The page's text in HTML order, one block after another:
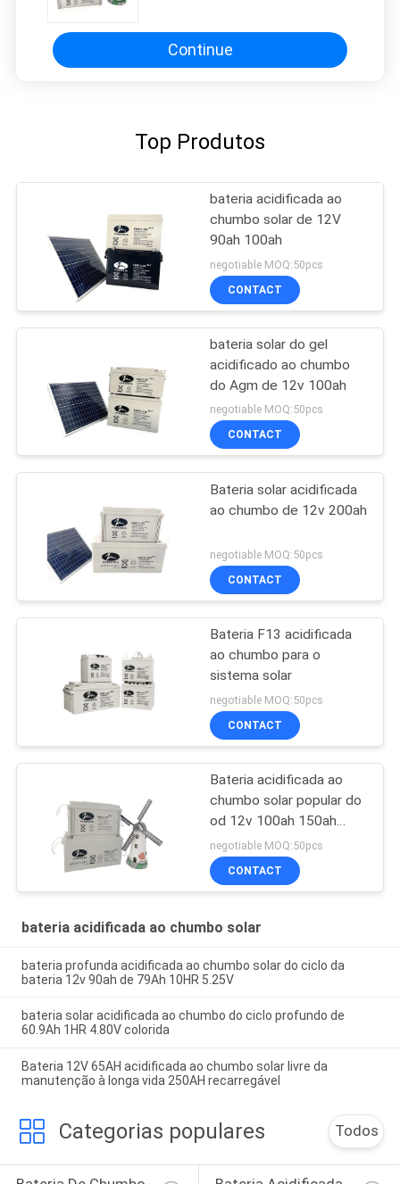
Continue
Top Produtos
bateria acidificada ao
chumbo solar de 12V
90ah 100ah
negotiable MOQ:50pcs
CONTACT
bateria solar do gel
acidificado ao chumbo
do Agm de 12v 100ah
negotiable MOQ:50pcs
CONTACT
Bateria solar acidificada
ao chumbo de 12v 200ah
negotiable MOQ:50pcs
CONTACT
Bateria F13 acidificada
ao chumbo para o
sistema solar
negotiable MOQ:50pcs
CONTACT
Bateria acidificada ao
chumbo solar popular do
od 12v 100ah 150ah
200ah dos modelos da
capacidade para o
sistema do painel solar
negotiable MOQ:50pcs
CONTACT
bateria acidificada ao chumbo solar
bateria profunda acidificada ao chumbo solar do ciclo da
bateria 12v 90ah de 79Ah 10HR 5.25V
bateria solar acidificada ao chumbo do ciclo profundo de
60.9Ah 1HR 4.80V colorida
Bateria 12V 65AH acidificada ao chumbo solar livre da
manutenção à longa vida 250AH recarregável
Categorias populares Todos